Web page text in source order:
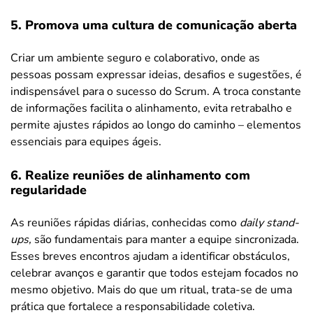
5. Promova uma cultura de comunicação aberta
Criar um ambiente seguro e colaborativo, onde as
pessoas possam expressar ideias, desafios e sugestões, é
indispensável para o sucesso do Scrum. A troca constante
de informações facilita o alinhamento, evita retrabalho e
permite ajustes rápidos ao longo do caminho – elementos
essenciais para equipes ágeis.
6. Realize reuniões de alinhamento com
regularidade
As reuniões rápidas diárias, conhecidas como daily stand-
ups, são fundamentais para manter a equipe sincronizada.
Esses breves encontros ajudam a identificar obstáculos,
celebrar avanços e garantir que todos estejam focados no
mesmo objetivo. Mais do que um ritual, trata-se de uma
prática que fortalece a responsabilidade coletiva.